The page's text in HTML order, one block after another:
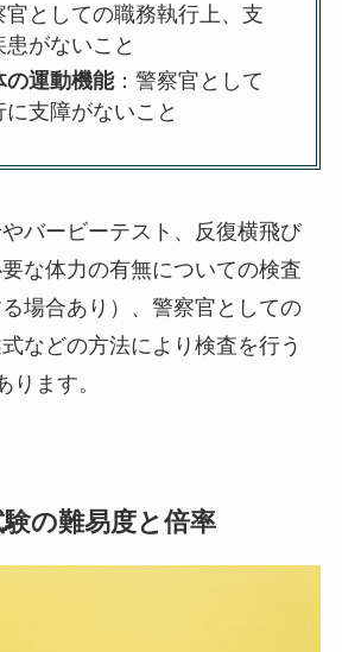
官としての職務執行上、支
患がないこと
の運動機能：警察官として
支障がないこと
バービーテスト、反復横飛び
な体力の有無についての検査
場合あり）、警察官としての
などの方法により検査を行う
ります。
の難易度と倍率